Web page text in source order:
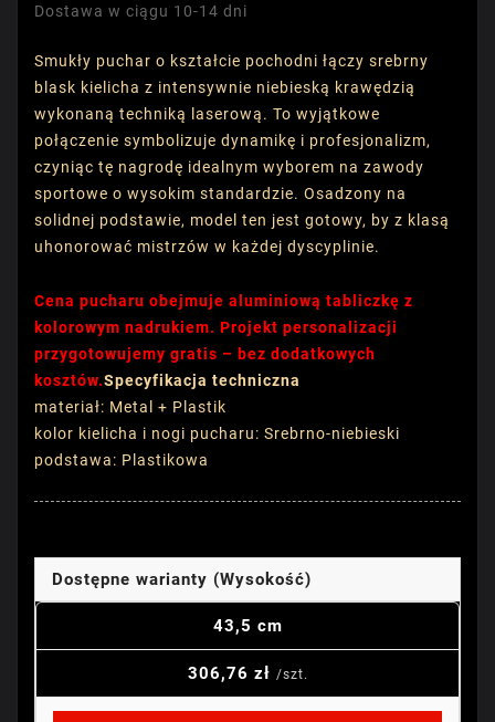
Dostawa w ciągu 10-14 dni
Smukły puchar o kształcie pochodni łączy srebrny
blask kielicha z intensywnie niebieską krawędzią
wykonaną techniką laserową. To wyjątkowe
połączenie symbolizuje dynamikę i profesjonalizm,
czyniąc tę nagrodę idealnym wyborem na zawody
sportowe o wysokim standardzie. Osadzony na
solidnej podstawie, model ten jest gotowy, by z klasą
uhonorować mistrzów w każdej dyscyplinie.
Cena pucharu obejmuje aluminiową tabliczkę z
kolorowym nadrukiem. Projekt personalizacji
przygotowujemy gratis – bez dodatkowych
kosztów.Specyfikacja techniczna
materiał: Metal + Plastik
kolor kielicha i nogi pucharu: Srebrno-niebieski
podstawa: Plastikowa
Dostępne warianty (Wysokość)
43,5 cm
306,76 zł /szt.